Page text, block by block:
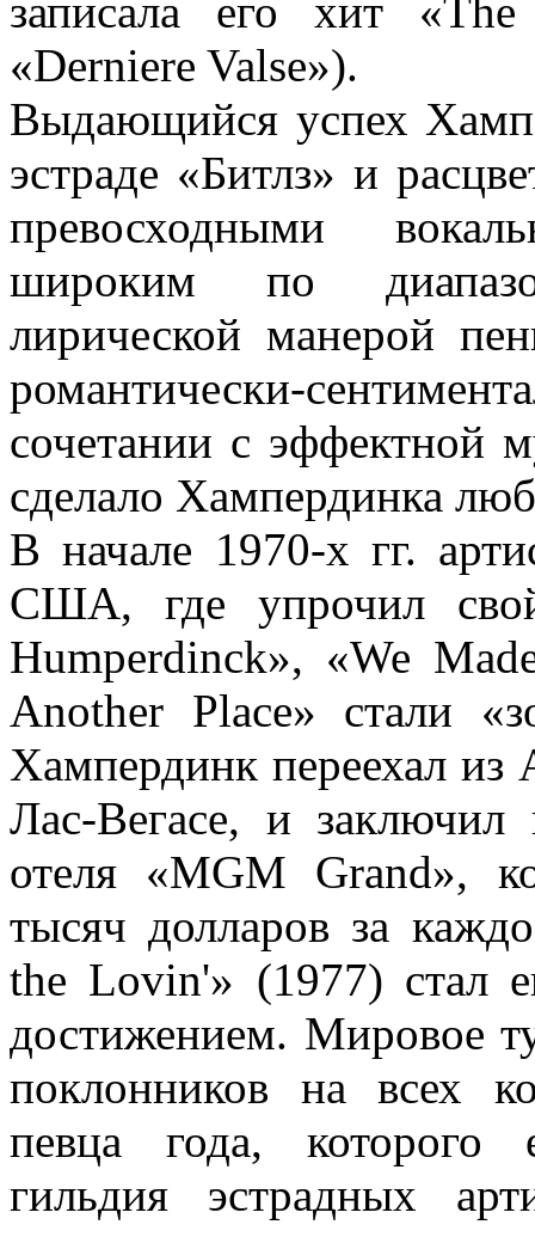
записала его хит
«Derniere Valse»).
Выдающийся успех
эстраде «Битлз» и
превосходными
широким по
лирической манерой
романтически-
сочетании с эффектной
сделало Хампердинка
В начале 1970-х гг.
США, где упрочил
Humperdinck», «We
Another Place» стали
Хампердинк переехал
Лас-Вегасе, и заключил
отеля «MGM Grand»,
тысяч долларов за
the Lovin'» (1977) стал
достижением. Мировое
поклонников на всех
певца года, которого
гильдия эстрадных